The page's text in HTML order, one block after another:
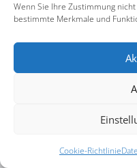
Wenn Sie Ihre Zustimmung
bestimmte Merkmale und
Cookie-Richtlinie
SERVICE